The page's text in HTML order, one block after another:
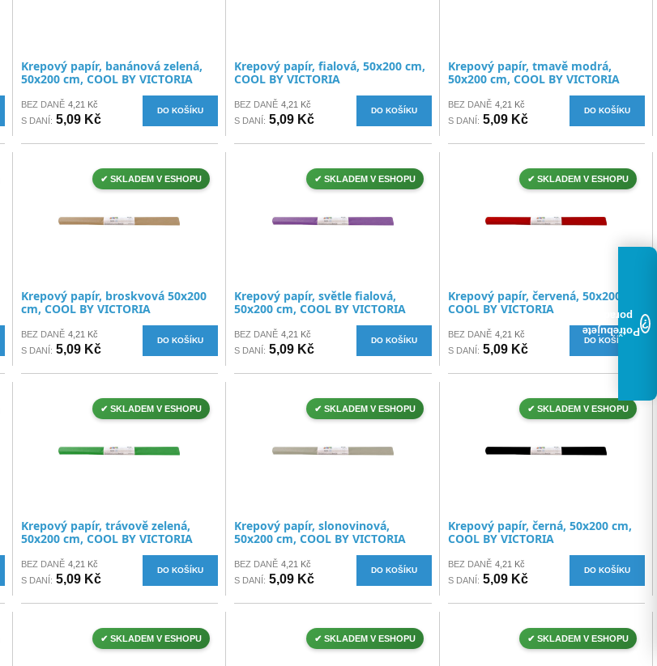
Krepový papír, banánová zelená,
50x200 cm, COOL BY VICTORIA
BEZ DANĚ 4,21 Kč
S DANÍ: 5,09 Kč
DO KOŠÍKU
Krepový papír, fialová, 50x200 cm,
COOL BY VICTORIA
BEZ DANĚ 4,21 Kč
S DANÍ: 5,09 Kč
DO KOŠÍKU
Krepový papír, tmavě modrá,
50x200 cm, COOL BY VICTORIA
BEZ DANĚ 4,21 Kč
S DANÍ: 5,09 Kč
DO KOŠÍKU
✔ SKLADEM V ESHOPU
Krepový papír, broskvová 50x200
cm, COOL BY VICTORIA
BEZ DANĚ 4,21 Kč
S DANÍ: 5,09 Kč
DO KOŠÍKU
✔ SKLADEM V ESHOPU
Krepový papír, světle fialová,
50x200 cm, COOL BY VICTORIA
BEZ DANĚ 4,21 Kč
S DANÍ: 5,09 Kč
DO KOŠÍKU
✔ SKLADEM V ESHOPU
Krepový papír, červená, 50x200 cm,
COOL BY VICTORIA
BEZ DANĚ 4,21 Kč
S DANÍ: 5,09 Kč
DO KOŠÍKU
✔ SKLADEM V ESHOPU
Krepový papír, trávově zelená,
50x200 cm, COOL BY VICTORIA
BEZ DANĚ 4,21 Kč
S DANÍ: 5,09 Kč
DO KOŠÍKU
✔ SKLADEM V ESHOPU
Krepový papír, slonovinová,
50x200 cm, COOL BY VICTORIA
BEZ DANĚ 4,21 Kč
S DANÍ: 5,09 Kč
DO KOŠÍKU
✔ SKLADEM V ESHOPU
Krepový papír, černá, 50x200 cm,
COOL BY VICTORIA
BEZ DANĚ 4,21 Kč
S DANÍ: 5,09 Kč
DO KOŠÍKU
✔ SKLADEM V ESHOPU ✔ SKLADEM V ESHOPU ✔ SKLADEM V ESHOPU
?
Potřebujete
poradit?